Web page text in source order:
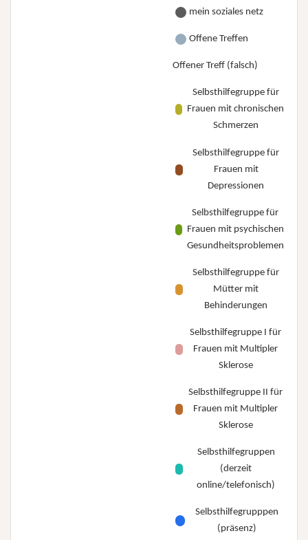
mein soziales netz
Offene Treffen
Offener Treff (falsch)
Selbsthilfegruppe für
Frauen mit chronischen
Schmerzen
Selbsthilfegruppe für
Frauen mit
Depressionen
Selbsthilfegruppe für
Frauen mit psychischen
Gesundheitsproblemen
Selbsthilfegruppe für
Mütter mit
Behinderungen
Selbsthilfegruppe I für
Frauen mit Multipler
Sklerose
Selbsthilfegruppe II für
Frauen mit Multipler
Sklerose
Selbsthilfegruppen
(derzeit
online/telefonisch)
Selbsthilfegrupppen
(präsenz)